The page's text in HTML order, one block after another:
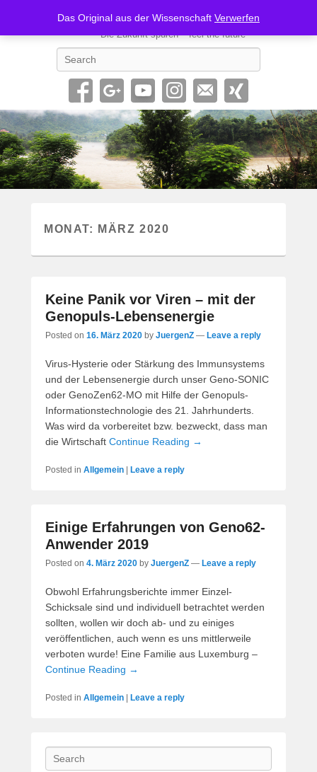
Das Original aus der Wissenschaft Verwerfen
Geno62-SONIC
Die Zukunft spüren – feel the future
MONAT: MÄRZ 2020
Keine Panik vor Viren – mit der
Genopuls-Lebensenergie
Posted on 16. März 2020 by JuergenZ — Leave a reply
Virus-Hysterie oder Stärkung des Immunsystems
und der Lebensenergie durch unser Geno-SONIC
oder GenoZen62-MO mit Hilfe der Genopuls-
Informationstechnologie des 21. Jahrhunderts.
Was wird da vorbereitet bzw. bezweckt, dass man
die Wirtschaft Continue Reading →
Posted in Allgemein Leave a reply
Einige Erfahrungen von Geno62-
Anwender 2019
Posted on 4. März 2020 by JuergenZ — Leave a reply
Obwohl Erfahrungsberichte immer Einzel-
Schicksale sind und individuell betrachtet werden
sollten, wollen wir doch ab- und zu einiges
veröffentlichen, auch wenn es uns mittlerweile
verboten wurde! Eine Familie aus Luxemburg –
Continue Reading →
Posted in Allgemein Leave a reply
Search